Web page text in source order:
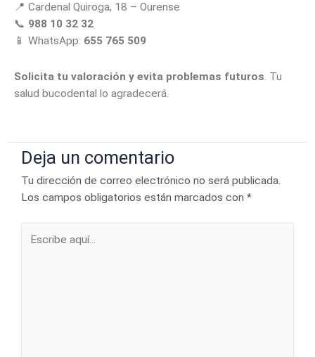
📍 Cardenal Quiroga, 18 – Ourense
📞 988 10 32 32
📱 WhatsApp: 655 765 509
Solicita tu valoración y evita problemas futuros. Tu
salud bucodental lo agradecerá.
Deja un comentario
Tu dirección de correo electrónico no será publicada.
Los campos obligatorios están marcados con *
aquí...